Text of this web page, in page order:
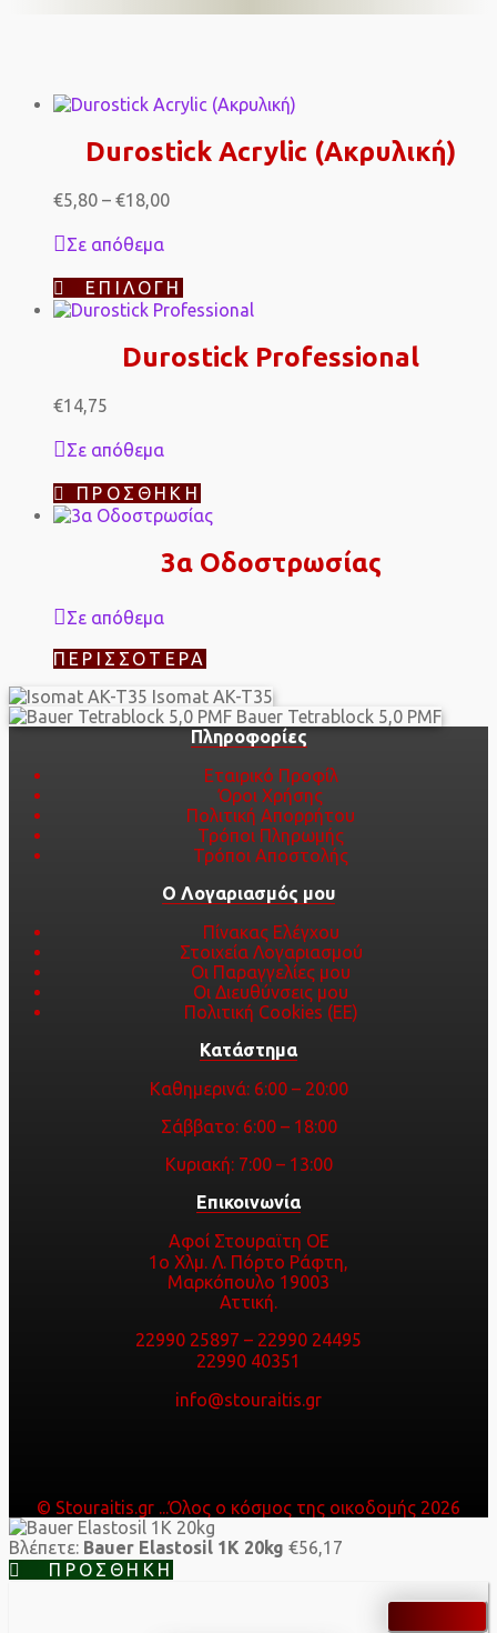
Durostick Acrylic (Ακρυλική)
€5,80 – €18,00Price
€18,00
Σε απόθεμα
ΕΠΙΛΟΓΉ Αυτό
το
έχει
πολλαπλές
επιλεγούν
στη
σελίδα
προϊόντος
Durostick Professional
€14,75
Σε απόθεμα
ΠΡΟΣΘΉΚΗ
3α Οδοστρωσίας
Σε απόθεμα
ΠΕΡΙΣΣΌΤΕΡΑ
Isomat AK-T35
Bauer Tetrablock 5,0 PMF
Πληροφορίες
Εταιρικό Προφίλ
Όροι Χρήσης
Πολιτική Απορρήτου
Τρόποι Πληρωμής
Τρόποι Αποστολής
Ο Λογαριασμός μου
Πίνακας Ελέγχου
Στοιχεία Λογαριασμού
Οι Παραγγελίες μου
Οι Διευθύνσεις μου
Πολιτική Cookies (ΕΕ)
Κατάστημα
Καθημερινά: 6:00 – 20:00
Σάββατο: 6:00 – 18:00
Κυριακή: 7:00 – 13:00
Επικοινωνία
Αφοί Στουραϊτη ΟΕ
1ο Χλμ. Λ. Πόρτο Ράφτη,
Μαρκόπουλο 19003
Αττική.
22990 25897 – 22990 24495
22990 40351
info@stouraitis.gr
© Stouraitis.gr ...Όλος ο κόσμος της οικοδομής 2026
Βλέπετε: Bauer Elastosil 1K 20kg €56,17
ΠΡΟΣΘΉΚΗ